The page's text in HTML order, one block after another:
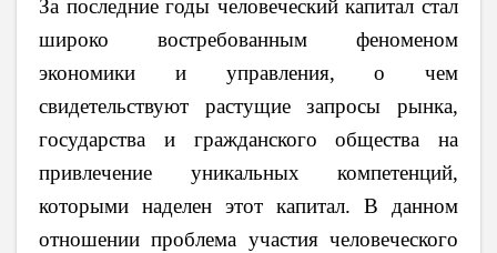
За последние годы человеческий капитал стал
широко востребованным феноменом
экономики и управления, о чем
свидетельствуют растущие запросы рынка,
государства и гражданского общества на
привлечение уникальных компетенций,
которыми наделен этот капитал. В данном
отношении проблема участия человеческого